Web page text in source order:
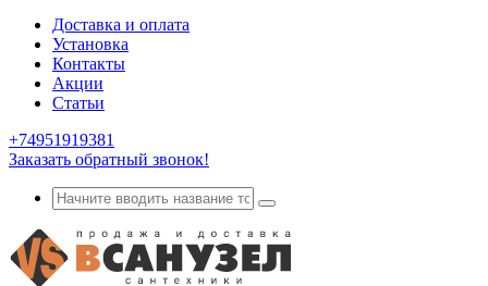
Доставка и оплата
Установка
Контакты
Акции
Статьи
+74951919381
Заказать обратный звонок!